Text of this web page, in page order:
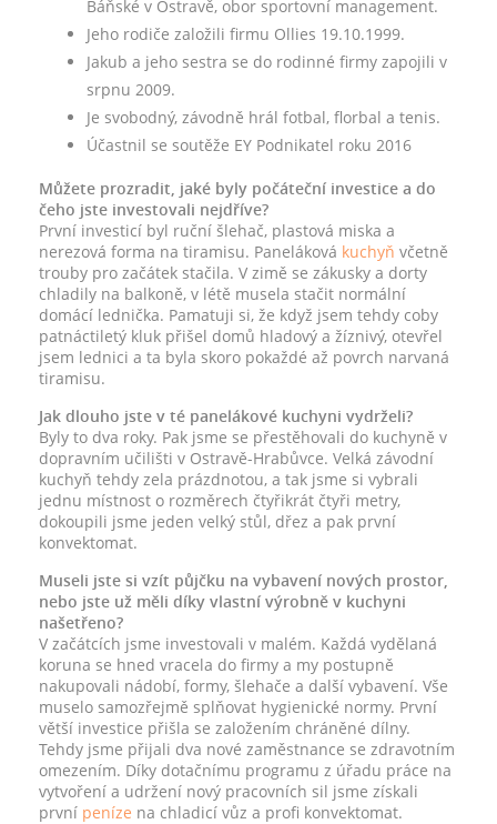
Báňské v Ostravě, obor sportovní management.
Jeho rodiče založili firmu Ollies 19.10.1999.
Jakub a jeho sestra se do rodinné firmy zapojili v
srpnu 2009.
Je svobodný, závodně hrál fotbal, florbal a tenis.
Účastnil se soutěže EY Podnikatel roku 2016
Můžete prozradit, jaké byly počáteční investice a do
čeho jste investovali nejdříve?
První investicí byl ruční šlehač, plastová miska a
nerezová forma na tiramisu. Paneláková kuchyň včetně
trouby pro začátek stačila. V zimě se zákusky a dorty
chladily na balkoně, v létě musela stačit normální
domácí lednička. Pamatuji si, že když jsem tehdy coby
patnáctiletý kluk přišel domů hladový a žíznivý, otevřel
jsem lednici a ta byla skoro pokaždé až povrch narvaná
tiramisu.
Jak dlouho jste v té panelákové kuchyni vydrželi?
Byly to dva roky. Pak jsme se přestěhovali do kuchyně v
dopravním učilišti v Ostravě-Hrabůvce. Velká závodní
kuchyň tehdy zela prázdnotou, a tak jsme si vybrali
jednu místnost o rozměrech čtyřikrát čtyři metry,
dokoupili jsme jeden velký stůl, dřez a pak první
konvektomat.
Museli jste si vzít půjčku na vybavení nových prostor,
nebo jste už měli díky vlastní výrobně v kuchyni
našetřeno?
V začátcích jsme investovali v malém. Každá vydělaná
koruna se hned vracela do firmy a my postupně
nakupovali nádobí, formy, šlehače a další vybavení. Vše
muselo samozřejmě splňovat hygienické normy. První
větší investice přišla se založením chráněné dílny.
Tehdy jsme přijali dva nové zaměstnance se zdravotním
omezením. Díky dotačnímu programu z úřadu práce na
vytvoření a udržení nový pracovních sil jsme získali
první peníze na chladicí vůz a profi konvektomat.